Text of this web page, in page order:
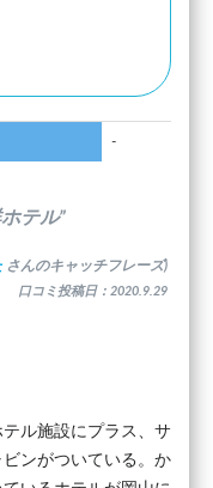
-
テル”
さんのキャッチフレーズ)
口コミ投稿日：2020.9.29
ル施設にプラス、サ
ンがついている。か